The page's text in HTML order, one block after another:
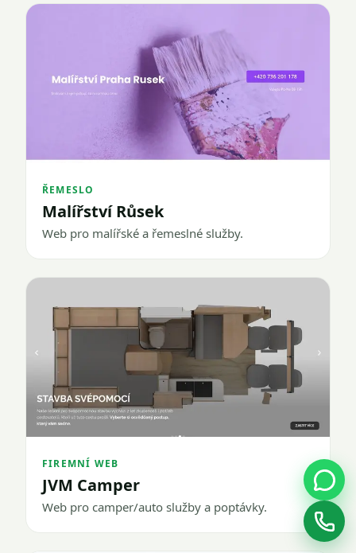
ŘEMESLO
Malířství Růsek
Web pro malířské a řemeslné služby.
FIREMNÍ WEB
JVM Camper
Web pro camper/auto služby a poptávky.